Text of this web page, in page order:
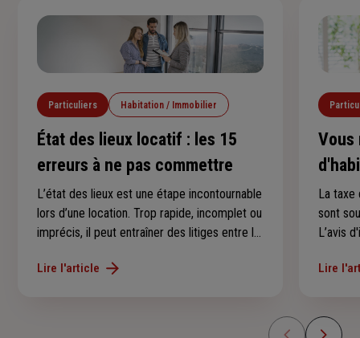
Particuliers Habitation / Immobilier
État des lieux locatif : les 15
erreurs à ne pas commettre
L’état des lieux est une étape incontournable
lors d’une location. Trop rapide, incomplet ou
imprécis, il peut entraîner des litiges entre le
moment de récupérer le dépôt de garantie.
Lire l'article
Vous
La
sont
L’avis
l’avez
Lire